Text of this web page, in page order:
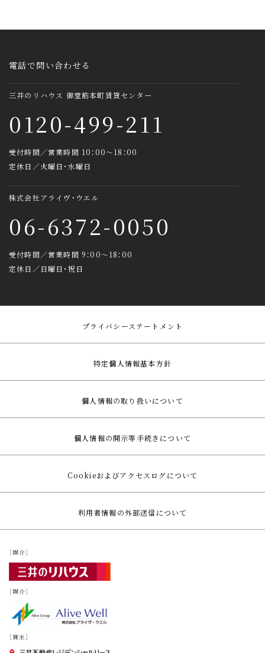
電話で問い合わせる
三井のリハウス 御堂筋本町賃貸センター
0120-499-211
受付時間／営業時間 10：00～18：00
定休日／火曜日・水曜日
株式会社アライヴ・ウエル
06-6372-0050
受付時間／営業時間 9：00～18：00
定休日／日曜日・祝日
プライバシーステートメント
特定個人情報基本方針
個人情報の取り扱いについて
個人情報の開示等手続きについて
Cookieおよびアクセスログについて
利用者情報の外部送信について
［媒介］
［媒介］
［貸主］